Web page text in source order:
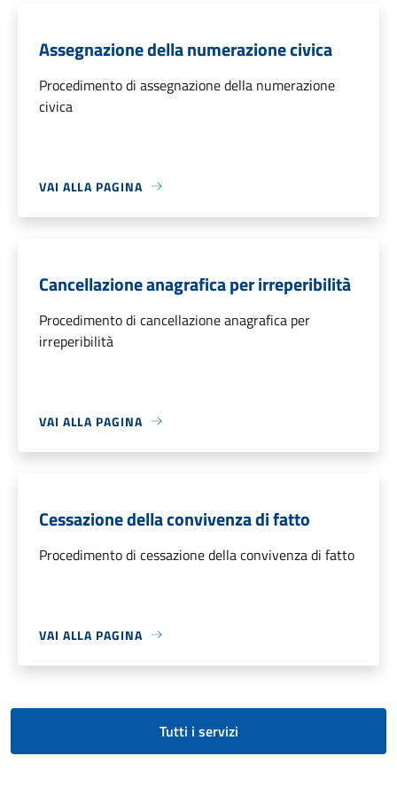
Assegnazione della numerazione civica
Procedimento di assegnazione della numerazione
civica
VAI ALLA PAGINA
Cancellazione anagrafica per irreperibilità
Procedimento di cancellazione anagrafica per
irreperibilità
VAI ALLA PAGINA
Cessazione della convivenza di fatto
Procedimento di cessazione della convivenza di fatto
VAI ALLA PAGINA
Tutti i servizi